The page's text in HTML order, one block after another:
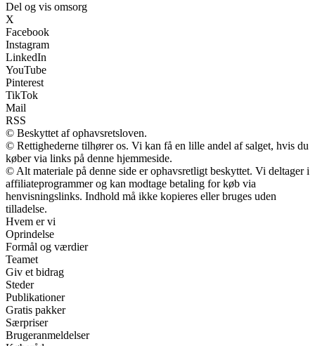
Del og vis omsorg
X
Facebook
Instagram
LinkedIn
YouTube
Pinterest
TikTok
Mail
RSS
© Beskyttet af ophavsretsloven.
© Rettighederne tilhører os. Vi kan få en lille andel af salget, hvis du
køber via links på denne hjemmeside.
© Alt materiale på denne side er ophavsretligt beskyttet. Vi deltager i
affiliateprogrammer og kan modtage betaling for køb via
henvisningslinks. Indhold må ikke kopieres eller bruges uden
tilladelse.
Hvem er vi
Oprindelse
Formål og værdier
Teamet
Giv et bidrag
Steder
Publikationer
Gratis pakker
Særpriser
Brugeranmeldelser